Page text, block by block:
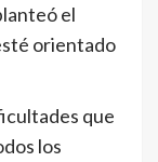
el
orientado
que
los